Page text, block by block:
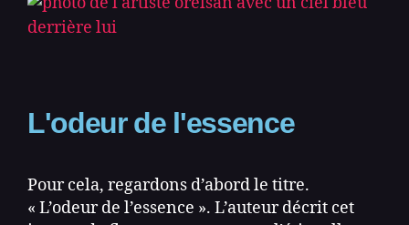
L'odeur de l'essence
Pour cela, regardons d’abord le titre.
« L’odeur de l’essence ». L’auteur décrit cet